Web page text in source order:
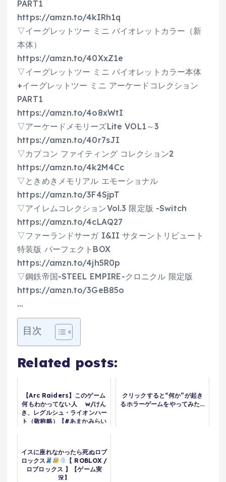
PART1
https://amzn.to/4kIRh1q
▽イーグレットツー ミニ バイオレットカラー（新
本体）
https://amzn.to/40XxZ1e
▽イーグレットツー ミニ バイオレットカラー本体
+イーグレットツー ミニ アーケードコレクション
PART1
https://amzn.to/4o8xWtI
▽アーケードメモリーズLite VOL1～3
https://amzn.to/40r7sJI
▽カプコン ファイティング コレクション2
https://amzn.to/4k2M4Cc
▽ときめきメモリアル エモーショナル
https://amzn.to/3F4SjpT
▽アイレムコレクションVol.3 限定版 -Switch
https://amzn.to/4cLAQ27
▽ファーランドサーガ I&II サターントリビュート
特装版 パーフェクトBOX
https://amzn.to/4jh5R0p
▽鋼鉄帝国-STEEL EMPIRE-クロニクル 限定版
https://amzn.to/3GeB85o
…
目次
Related posts:
【Arc Raiders】このゲーム
何もわかってない人 w/けん
き、レグルシュ・ライオンハー
ト（敬称略）【#あまかみらい
クリックすると“何か”が起き
るホラーゲームをやってみた…
イスに座れなかったら死ぬロブ
ロックス
【 ROBLOX /
ロブロックス 】【ゲーム実
況】